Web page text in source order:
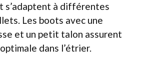
s’adaptent à différentes
Les boots avec une
et un petit talon assurent
dans l’étrier.